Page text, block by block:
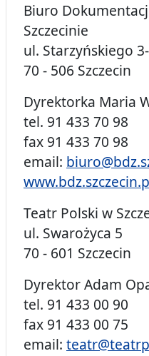
Biuro
Szczecinie
ul. Starzyńskiego
70 - 506 Szczecin
Dyrektorka Maria
tel. 91 433 70 98
fax 91 433 70 98
email:
Teatr Polski w
ul. Swarożyca 5
70 - 601 Szczecin
Dyrektor Adam
tel. 91 433 00 90
fax 91 433 00 75
email: